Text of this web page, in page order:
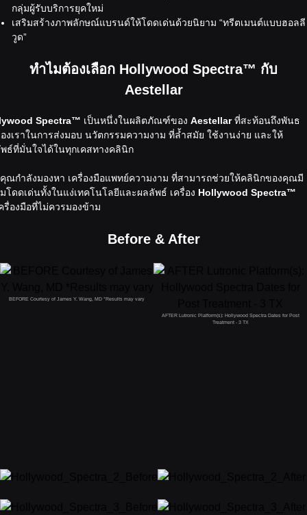
กลุ่มผู้รับบริการยุคใหม่
เสริมสร้างภาพลักษณ์แบรนด์ให้โดดเด่นด้วยนิยาม “ทรีตเมนต์แบบฮอลลี
วูด”
ทำไมต้องเลือก Hollywood Spectra™ กับ
Aestellar
Spectra™ เป็นหนึ่งในผลิตภัณฑ์ของ Aestellarที่สะท้อนถึงพันธ
งเราในการส่งมอบ นวัตกรรมความงาม ที่ล้ำสมัย ใช้งานง่าย และให้
ธ์ที่มั่นใจได้ในทุกเคสทางคลินิก
ณกำลังมองหา เครื่องมือแพทย์ความงาม ที่สามารถช่วยให้คลินิกของคุณมี
โดดเด่นทั้งในแง่เทคโนโลยีและผลลัพธ์ เครื่อง Hollywood Spectra™
รื่องมือที่ไม่ควรมองข้าม
Before & After
BEFORE Courtesy of James Y. Wang, MD *Results may vary
AFTER Lutronic Platform(s): Hollywood Spectra Dates for Post
Treatment - 3 TX